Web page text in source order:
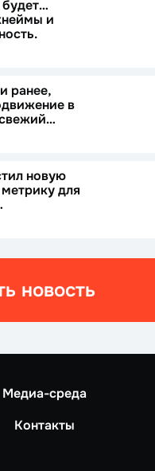
и
ранее,
в
новую
для
новость
Медиа-среда
Контакты